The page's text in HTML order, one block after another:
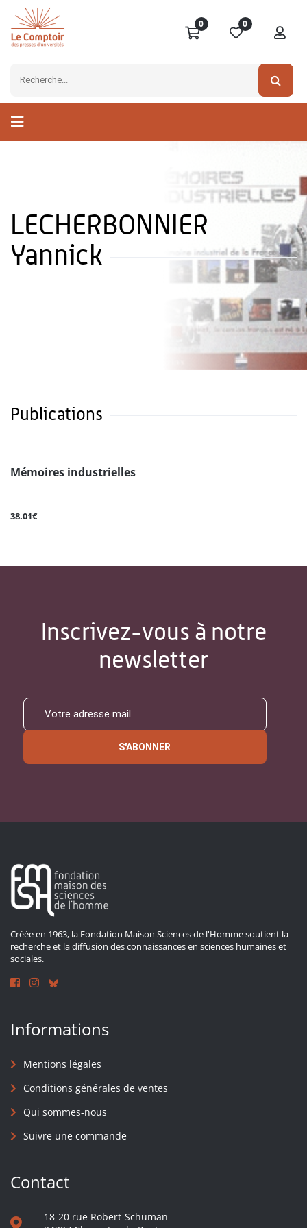
0 0
LECHERBONNIER
Yannick
Publications
Mémoires industrielles
38.01€
Inscrivez-vous à notre
newsletter
S'ABONNER
Créée en 1963, la Fondation Maison Sciences de l'Homme soutient la
recherche et la diffusion des connaissances en sciences humaines et
sociales.
Informations
Mentions légales
Conditions générales de ventes
Qui sommes-nous
Suivre une commande
Contact
18-20 rue Robert-Schuman